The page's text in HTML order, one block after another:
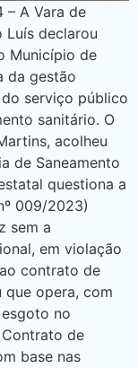
– A Vara de
Luís declarou
Município de
da gestão
serviço público
sanitário. O
acolheu
de Saneamento
questiona a
009/2023)
sem a
em violação
contrato de
que opera, com
no
de
base nas